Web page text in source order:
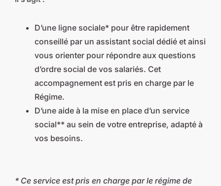
D’une ligne sociale* pour être rapidement
conseillé par un assistant social dédié et ainsi
vous orienter pour répondre aux questions
d’ordre social de vos salariés. Cet
accompagnement est pris en charge par le
Régime.
D’une aide à la mise en place d’un service
social** au sein de votre entreprise, adapté à
vos besoins.
* Ce service est pris en charge par le régime de